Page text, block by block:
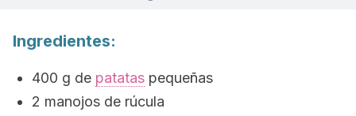
Ingredientes:
400 g de patatas pequeñas
2 manojos de rúcula